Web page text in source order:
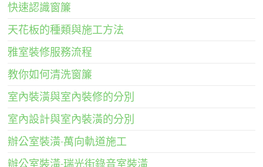
快速認識窗簾
天花板的種類與施工方法
雅室裝修服務流程
教你如何清洗窗簾
室內裝潢與室內裝修的分別
室內設計與室內裝潢的分別
辦公室裝潢-萬向軌道施工
辦公室裝潢-瑞光街錄音室裝潢